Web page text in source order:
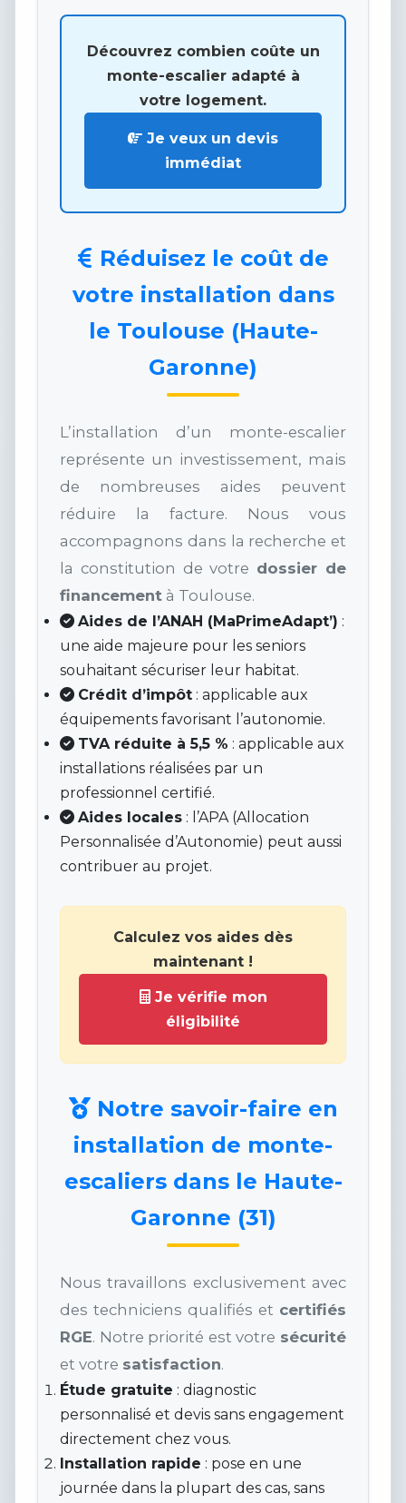
Découvrez combien coûte un
monte-escalier adapté à
votre logement.
Je veux un devis
immédiat
Réduisez le coût de
votre installation dans
le Toulouse (Haute-
Garonne)
L’installation d’un monte-escalier
représente un investissement, mais
de nombreuses aides peuvent
réduire la facture. Nous vous
accompagnons dans la recherche et
la constitution de votre dossier de
financement à Toulouse.
Aides de l’ANAH (MaPrimeAdapt’) :
une aide majeure pour les seniors
souhaitant sécuriser leur habitat.
Crédit d’impôt : applicable aux
équipements favorisant l’autonomie.
TVA réduite à 5,5 % : applicable aux
installations réalisées par un
professionnel certifié.
Aides locales : l’APA (Allocation
Personnalisée d’Autonomie) peut aussi
contribuer au projet.
Calculez vos aides dès
maintenant !
Je vérifie mon
éligibilité
Notre savoir-faire en
installation de monte-
escaliers dans le Haute-
Garonne (31)
Nous travaillons exclusivement avec
des techniciens qualifiés et certifiés
RGE. Notre priorité est votre sécurité
et votre satisfaction.
Étude gratuite : diagnostic
personnalisé et devis sans engagement
directement chez vous.
Installation rapide : pose en une
journée dans la plupart des cas, sans